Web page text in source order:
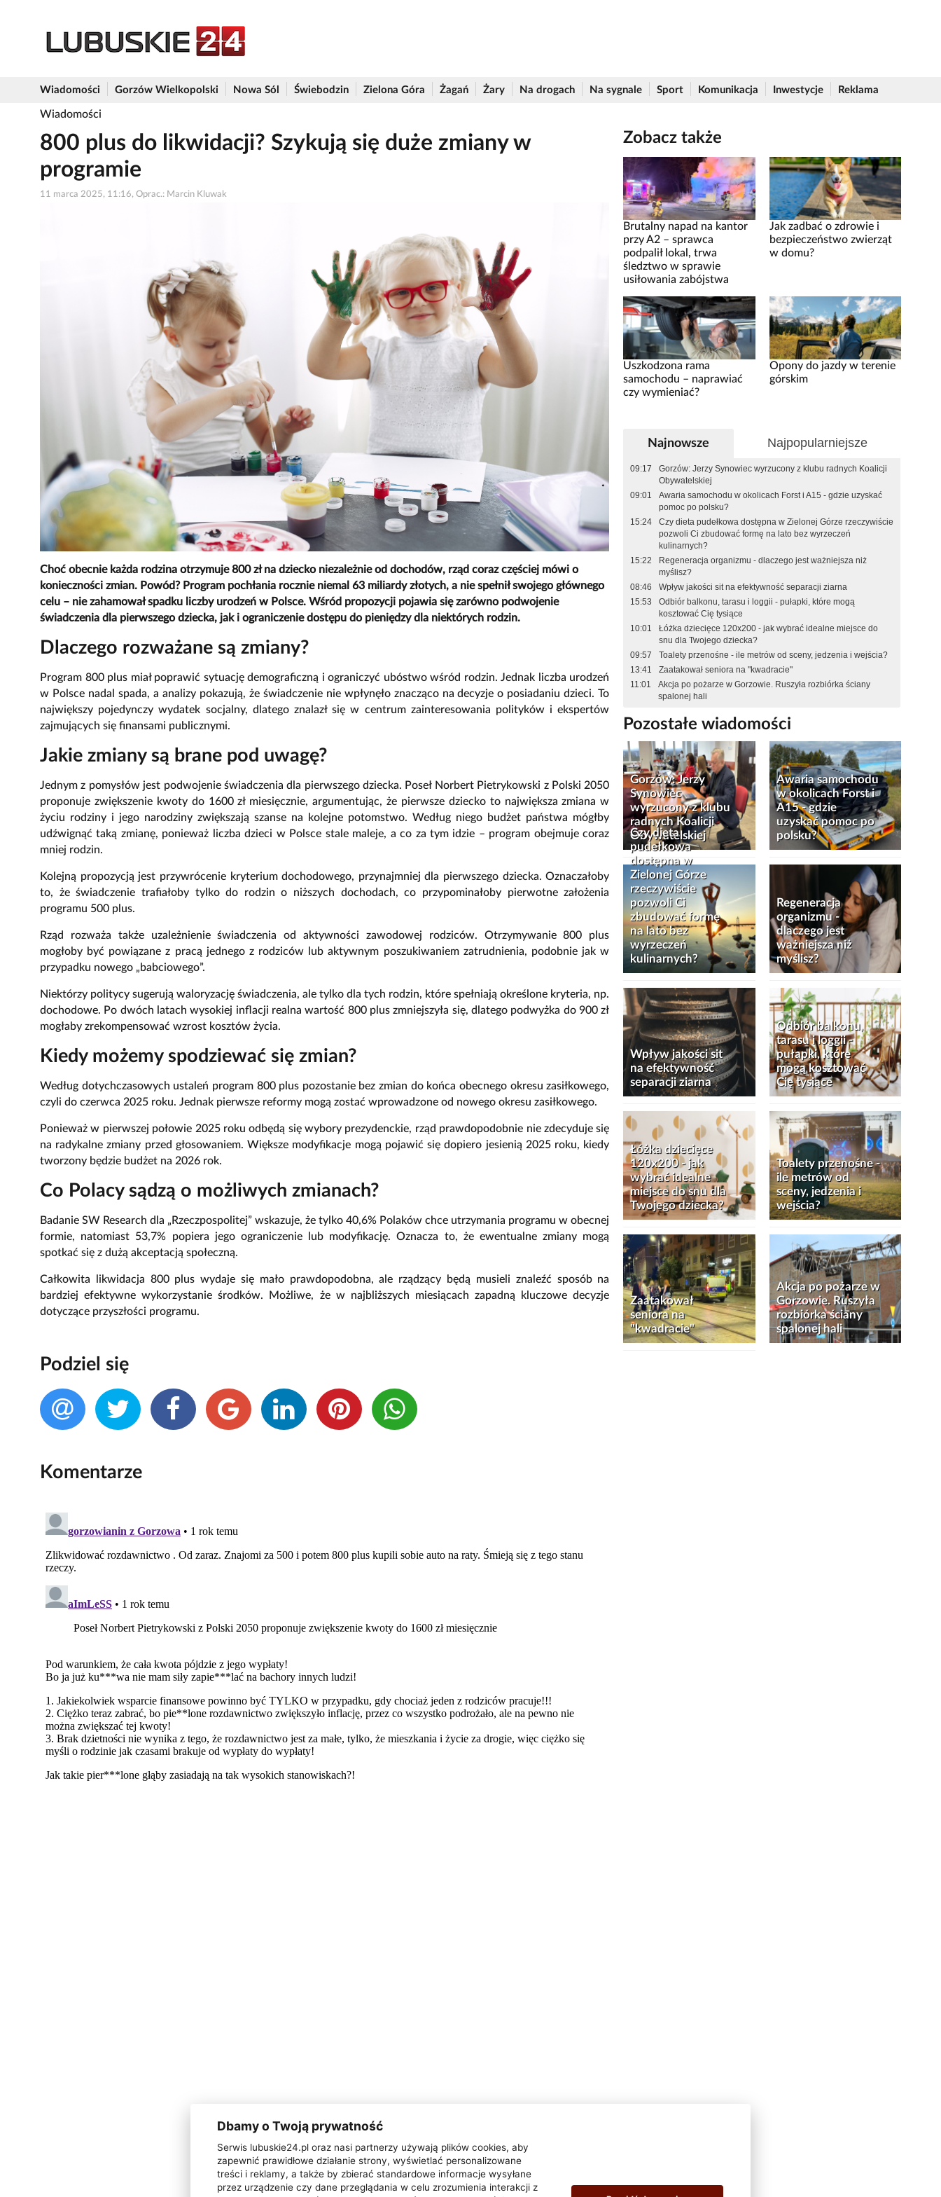
Wiadomości Gorzów Wielkopolski Nowa Sól Świebodzin Zielona Góra Żagań Żary Na drogach Na sygnale Sport Komunikacja Inwestycje Reklama
Wiadomości
800 plus do likwidacji? Szykują się duże zmiany w
programie
11 marca 2025, 11:16, Oprac.: Marcin Kluwak
Choć obecnie każda rodzina otrzymuje 800 zł na dziecko niezależnie od dochodów, rząd coraz częściej mówi o
konieczności zmian. Powód? Program pochłania rocznie niemal 63 miliardy złotych, a nie spełnił swojego głównego
celu – nie zahamował spadku liczby urodzeń w Polsce. Wśród propozycji pojawia się zarówno podwojenie
świadczenia dla pierwszego dziecka, jak i ograniczenie dostępu do pieniędzy dla niektórych rodzin.
Dlaczego rozważane są zmiany?
Program 800 plus miał poprawić sytuację demograficzną i ograniczyć ubóstwo wśród rodzin. Jednak liczba urodzeń
w Polsce nadal spada, a analizy pokazują, że świadczenie nie wpłynęło znacząco na decyzje o posiadaniu dzieci. To
największy pojedynczy wydatek socjalny, dlatego znalazł się w centrum zainteresowania polityków i ekspertów
zajmujących się finansami publicznymi.
Jakie zmiany są brane pod uwagę?
Jednym z pomysłów jest podwojenie świadczenia dla pierwszego dziecka. Poseł Norbert Pietrykowski z Polski 2050
proponuje zwiększenie kwoty do 1600 zł miesięcznie, argumentując, że pierwsze dziecko to największa zmiana w
życiu rodziny i jego narodziny zwiększają szanse na kolejne potomstwo. Według niego budżet państwa mógłby
udźwignąć taką zmianę, ponieważ liczba dzieci w Polsce stale maleje, a co za tym idzie – program obejmuje coraz
mniej rodzin.
Kolejną propozycją jest przywrócenie kryterium dochodowego, przynajmniej dla pierwszego dziecka. Oznaczałoby
to, że świadczenie trafiałoby tylko do rodzin o niższych dochodach, co przypominałoby pierwotne założenia
programu 500 plus.
Rząd rozważa także uzależnienie świadczenia od aktywności zawodowej rodziców. Otrzymywanie 800 plus
mogłoby być powiązane z pracą jednego z rodziców lub aktywnym poszukiwaniem zatrudnienia, podobnie jak w
przypadku nowego „babciowego”.
Niektórzy politycy sugerują waloryzację świadczenia, ale tylko dla tych rodzin, które spełniają określone kryteria, np.
dochodowe. Po dwóch latach wysokiej inflacji realna wartość 800 plus zmniejszyła się, dlatego podwyżka do 900 zł
mogłaby zrekompensować wzrost kosztów życia.
Kiedy możemy spodziewać się zmian?
Według dotychczasowych ustaleń program 800 plus pozostanie bez zmian do końca obecnego okresu zasiłkowego,
czyli do czerwca 2025 roku. Jednak pierwsze reformy mogą zostać wprowadzone od nowego okresu zasiłkowego.
Ponieważ w pierwszej połowie 2025 roku odbędą się wybory prezydenckie, rząd prawdopodobnie nie zdecyduje się
na radykalne zmiany przed głosowaniem. Większe modyfikacje mogą pojawić się dopiero jesienią 2025 roku, kiedy
tworzony będzie budżet na 2026 rok.
Co Polacy sądzą o możliwych zmianach?
Badanie SW Research dla „Rzeczpospolitej” wskazuje, że tylko 40,6% Polaków chce utrzymania programu w obecnej
formie, natomiast 53,7% popiera jego ograniczenie lub modyfikację. Oznacza to, że ewentualne zmiany mogą
spotkać się z dużą akceptacją społeczną.
Całkowita likwidacja 800 plus wydaje się mało prawdopodobna, ale rządzący będą musieli znaleźć sposób na
bardziej efektywne wykorzystanie środków. Możliwe, że w najbliższych miesiącach zapadną kluczowe decyzje
dotyczące przyszłości programu.
Podziel się
Komentarze
Zobacz także
Brutalny napad na kantor
przy A2 – sprawca
podpalił lokal, trwa
śledztwo w sprawie
usiłowania zabójstwa
Jak zadbać o zdrowie i
bezpieczeństwo zwierząt
w domu?
Uszkodzona rama
samochodu – naprawiać
czy wymieniać?
Opony do jazdy w terenie
górskim
Najnowsze Najpopularniejsze
09:17
Gorzów: Jerzy Synowiec wyrzucony z klubu radnych Koalicji
Obywatelskiej
09:01
Awaria samochodu w okolicach Forst i A15 - gdzie uzyskać
pomoc po polsku?
15:24
Czy dieta pudełkowa dostępna w Zielonej Górze rzeczywiście
pozwoli Ci zbudować formę na lato bez wyrzeczeń
kulinarnych?
15:22
Regeneracja organizmu - dlaczego jest ważniejsza niż
myślisz?
08:46
Wpływ jakości sit na efektywność separacji ziarna
15:53
Odbiór balkonu, tarasu i loggii - pułapki, które mogą
kosztować Cię tysiące
10:01
Łóżka dziecięce 120x200 - jak wybrać idealne miejsce do
snu dla Twojego dziecka?
09:57
Toalety przenośne - ile metrów od sceny, jedzenia i wejścia?
13:41
Zaatakował seniora na "kwadracie"
11:01
Akcja po pożarze w Gorzowie. Ruszyła rozbiórka ściany
spalonej hali
Pozostałe wiadomości
Gorzów: Jerzy
Synowiec
wyrzucony z klubu
radnych Koalicji
Obywatelskiej
Awaria samochodu
w okolicach Forst i
A15 - gdzie
uzyskać pomoc po
polsku?
Czy dieta
pudełkowa
dostępna w
Zielonej Górze
rzeczywiście
pozwoli Ci
zbudować formę
na lato bez
wyrzeczeń
kulinarnych?
Regeneracja
organizmu -
dlaczego jest
ważniejsza niż
myślisz?
Wpływ jakości sit
na efektywność
separacji ziarna
Odbiór balkonu,
tarasu i loggii -
pułapki, które
mogą kosztować
Cię tysiące
Łóżka dziecięce
120x200 - jak
wybrać idealne
miejsce do snu dla
Twojego dziecka?
Toalety przenośne -
ile metrów od
sceny, jedzenia i
wejścia?
Zaatakował
seniora na
"kwadracie"
Akcja po pożarze w
Gorzowie. Ruszyła
rozbiórka ściany
spalonej hali
Dbamy o Twoją prywatność
Serwis lubuskie24.pl oraz nasi partnerzy używają plików cookies, aby
zapewnić prawidłowe działanie strony, wyświetlać personalizowane
treści i reklamy, a także by zbierać standardowe informacje wysyłane
przez urządzenie czy dane przeglądania w celu zrozumienia interakcji z